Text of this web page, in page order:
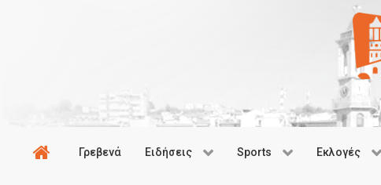
Γρεβενά Ειδήσεις Sports Εκλογές